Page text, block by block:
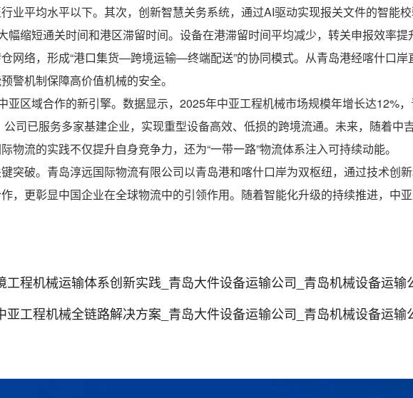
业平均水平以下。其次，创新智慧关务系统，通过AI驱动实现报关文件的智能
幅缩短通关时间和港区滞留时间。设备在港滞留时间平均减少，转关申报效率
网络，形成“港口集货—跨境运输—终端配送”的协同模式。从青岛港经喀什口
警机制保障高价值机械的安全。
亚区域合作的新引擎。数据显示，2025年中亚工程机械市场规模年增长达12%
公司已服务多家基建企业，实现重型设备高效、低损的跨境流通。未来，随着中
流的实践不仅提升自身竞争力，还为“一带一路”物流体系注入可持续动能。
突破。青岛淳远国际物流有限公司以青岛港和喀什口岸为双枢纽，通过技术创
，更彰显中国企业在全球物流中的引领作用。随着智能化升级的持续推进，中
机械运输体系创新实践_青岛大件设备运输公司_青岛机械设备运输公司_青岛海
程机械全链路解决方案_青岛大件设备运输公司_青岛机械设备运输公司_青岛海